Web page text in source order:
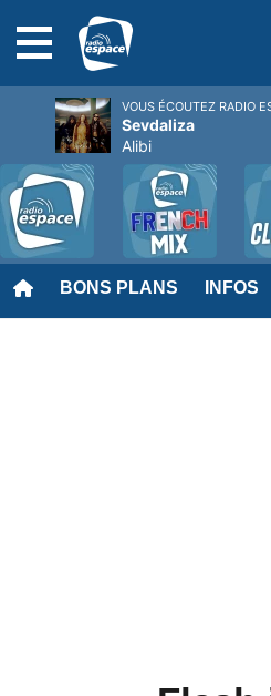
BONS PLANS INFOS
VOUS ÉCOUTEZ RADIO
Sevdaliza
Alibi